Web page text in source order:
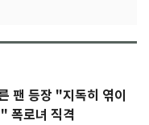
팬 등장 "지독히 엮이
폭로녀 직격